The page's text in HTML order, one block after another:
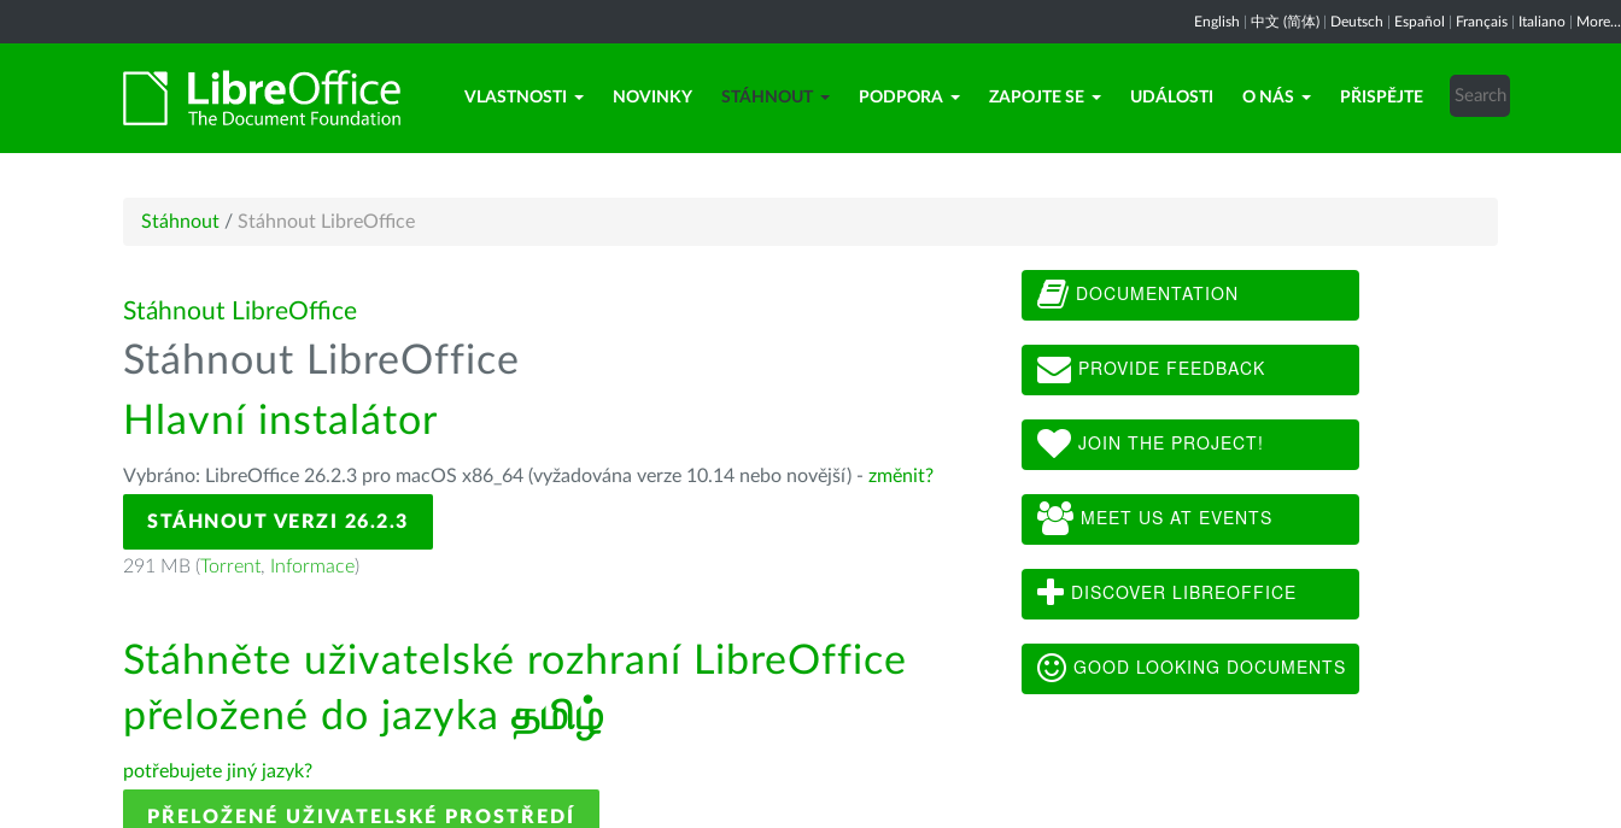
English 中文 (简体) Deutsch Español Français Italiano More...
VLASTNOSTI NOVINKY STÁHNOUT PODPORA ZAPOJTE SE UDÁLOSTI O NÁS PŘISPĚJTE
Stáhnout / Stáhnout LibreOffice
Stáhnout LibreOffice
Stáhnout LibreOffice
Hlavní instalátor
Vybráno: LibreOffice 26.2.3 pro macOS x86_64 (vyžadována verze 10.14 nebo novější) - změnit?
STÁHNOUT VERZI 26.2.3
291 MB (Torrent, Informace)
Stáhněte uživatelské rozhraní LibreOffice
přeložené do jazyka தமிழ்
potřebujete jiný jazyk?
PŘELOŽENÉ UŽIVATELSKÉ PROSTŘEDÍ
DOCUMENTATION
PROVIDE FEEDBACK
JOIN THE PROJECT!
MEET US AT EVENTS
DISCOVER LIBREOFFICE
GOOD LOOKING DOCUMENTS